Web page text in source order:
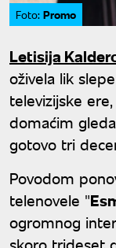
Foto: Promo
Letisija
oživela lik
televizijske
domaćim
gotovo tri
Povodom
telenovele "
ogromnog